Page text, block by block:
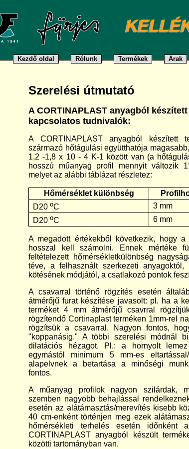
Kezdő oldal Rólunk Termékek Árak
Szerelési útmutató
A CORTINAPLAST anyagból
kapcsolatos tudnivalók:
A CORTINAPLAST anyagból készített
származó hőtágulási együtthatója
1,2 -1,8 x 10 - 4 K-1 között van (a
hosszú műanyag profil mennyit változik
melyet az alábbi táblázat részletez:
Hőmérséklet különbség
D20 oC 3 mm
D20 oC 6 mm
A megadott értékekből következik, hogy
hosszal kell számolni. Ennek mértéke
feltételezett hőmérsékletkülönbség
téve, a felhasznált szerkezeti
kötésének módjától, a csatlakozó pontok
A csavarral történő rögzítés esetén
átmérőjű furat készítése javasolt: pl. ha a
terméket 4 mm átmérőjű csavrral
rögzítendő Cortinaplast terméken 1mm-rel
rögzítsük a csavarral. Nagyon fontos,
"koppanásig." A többi szerelési módnál
dilatációs hézagot. Pl.: a hornyolt
egymástól minimum 5 mm-es
alapelvnek a betartása a minőségi
fontos.
A műanyag profilok nagyon szilárdak,
szemben nagyobb behajlással
esetén az alátámasztás/merevítés kisebb
40 cm-enként történjen meg ezek
hőmérsékleti terhelés esetén időnként
CORTINAPLAST anyagból készült
közötti tartományban van.